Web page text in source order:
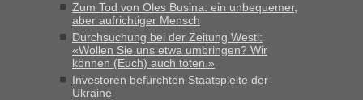
„Bin am Montag 15.6.26 um 8 Uhr in Urgyniw ausgereist,
das erste Mal an einem Montagmorgen ca. 15 Fahrzeuge
vor mir, bin sonst der Erste oder Zweite, egal, nach ca 20
Minuten wurde dann die nächste Welle...“
Berichte und Reisetipps • Re: An welchem
Zum Tod von Oles Busina: ein unbequemer,
aber aufrichtiger Mensch
Durchsuchung bei der Zeitung Westi:
«Wollen Sie uns etwa umbringen? Wir
können (Euch) auch töten.»
Investoren befürchten Staatspleite der
Ukraine